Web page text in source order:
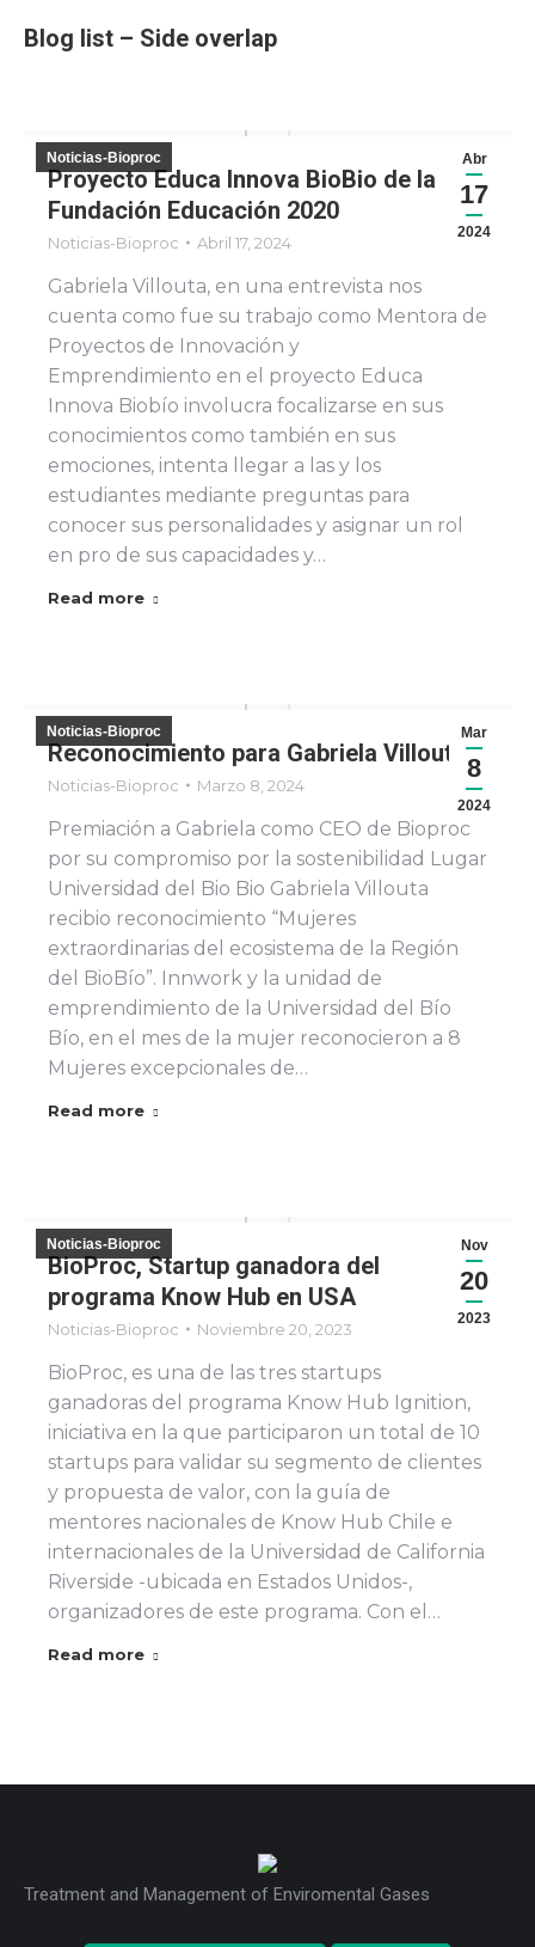
Blog list – Side overlap
Abr
17
2024
Noticias-Bioproc
Proyecto Educa Innova BioBio de la
Fundación Educación 2020
Noticias-Bioproc Abril 17, 2024
Gabriela Villouta, en una entrevista nos
cuenta como fue su trabajo como Mentora de
Proyectos de Innovación y
Emprendimiento en el proyecto Educa
Innova Biobío involucra focalizarse en sus
conocimientos como también en sus
emociones, intenta llegar a las y los
estudiantes mediante preguntas para
conocer sus personalidades y asignar un rol
en pro de sus capacidades y…
Read more
Mar
8
2024
Noticias-Bioproc
Reconocimiento para Gabriela Villouta
Noticias-Bioproc Marzo 8, 2024
Premiación a Gabriela como CEO de Bioproc
por su compromiso por la sostenibilidad Lugar
Universidad del Bio Bio Gabriela Villouta
recibio reconocimiento “Mujeres
extraordinarias del ecosistema de la Región
del BioBío”. Innwork y la unidad de
emprendimiento de la Universidad del Bío
Bío, en el mes de la mujer reconocieron a 8
Mujeres excepcionales de…
Read more
Nov
20
2023
Noticias-Bioproc
BioProc, Startup ganadora del
programa Know Hub en USA
Noticias-Bioproc Noviembre 20, 2023
BioProc, es una de las tres startups
ganadoras del programa Know Hub Ignition,
iniciativa en la que participaron un total de 10
startups para validar su segmento de clientes
y propuesta de valor, con la guía de
mentores nacionales de Know Hub Chile e
internacionales de la Universidad de California
Riverside -ubicada en Estados Unidos-,
organizadores de este programa. Con el…
Read more
Treatment and Management of Enviromental Gases